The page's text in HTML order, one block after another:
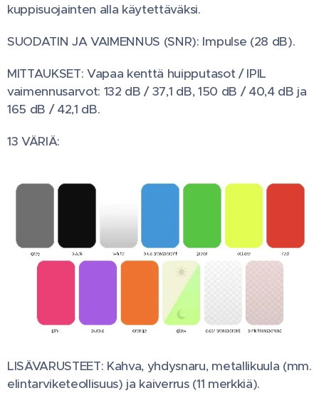
kuppisuojainten alla käytettäväksi.
SUODATIN JA VAIMENNUS (SNR): Impulse (28 dB).
MITTAUKSET: Vapaa kenttä huipputasot / IPIL
vaimennusarvot: 132 dB / 37,1 dB, 150 dB / 40,4 dB ja
165 dB / 42,1 dB.
13 VÄRIÄ:
LISÄVARUSTEET: Kahva, yhdysnaru, metallikuula (mm.
elintarviketeollisuus) ja kaiverrus (11 merkkiä).